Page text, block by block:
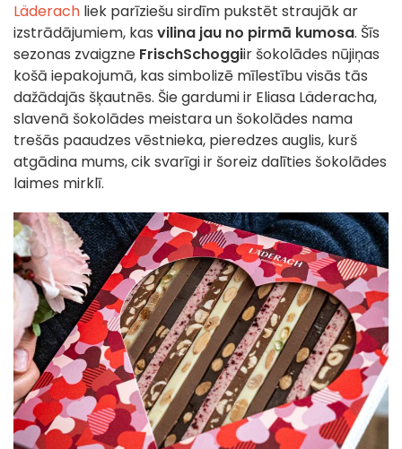
Läderach liek parīziešu sirdīm pukstēt straujāk ar
izstrādājumiem, kas vilina jau no pirmā kumosa. Šīs
sezonas zvaigzne FrischSchoggiir šokolādes nūjiņas
košā iepakojumā, kas simbolizē mīlestību visās tās
dažādajās šķautnēs. Šie gardumi ir Eliasa Läderacha,
slavenā šokolādes meistara un šokolādes nama
trešās paaudzes vēstnieka, pieredzes auglis, kurš
atgādina mums, cik svarīgi ir šoreiz dalīties šokolādes
laimes mirklī.